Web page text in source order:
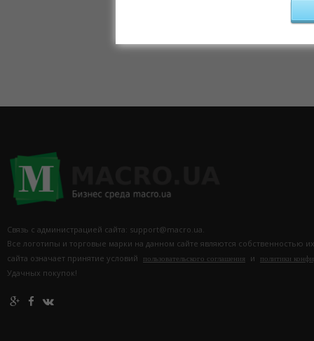
Связь с администрацией сайта: support@macro.ua.
Все логотипы и торговые марки на данном сайте являются собственностью
сайта означает принятие условий
пользовательского соглашения и политики
Удачных покупок!